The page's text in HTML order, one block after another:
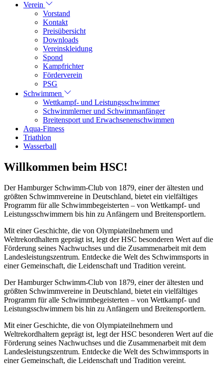
Verein
Vorstand
Kontakt
Preisübersicht
Downloads
Vereinskleidung
Spond
Kampfrichter
Förderverein
PSG
Schwimmen
Wettkampf- und Leistungsschwimmer
Schwimmlerner und Schwimmanfänger
Breitensport und Erwachsenenschwimmen
Aqua-Fitness
Triathlon
Wasserball
Willkommen beim HSC!
Der Hamburger Schwimm-Club von 1879, einer der ältesten und
größten Schwimmvereine in Deutschland, bietet ein vielfältiges
Programm für alle Schwimmbegeisterten – von Wettkampf- und
Leistungsschwimmern bis hin zu Anfängern und Breitensportlern.
Mit einer Geschichte, die von Olympiateilnehmern und
Weltrekordhaltern geprägt ist, legt der HSC besonderen Wert auf die
Förderung seines Nachwuchses und die Zusammenarbeit mit dem
Landesleistungszentrum. Entdecke die Welt des Schwimmsports in
einer Gemeinschaft, die Leidenschaft und Tradition vereint.
Der Hamburger Schwimm-Club von 1879, einer der ältesten und
größten Schwimmvereine in Deutschland, bietet ein vielfältiges
Programm für alle Schwimmbegeisterten – von Wettkampf- und
Leistungsschwimmern bis hin zu Anfängern und Breitensportlern.
Mit einer Geschichte, die von Olympiateilnehmern und
Weltrekordhaltern geprägt ist, legt der HSC besonderen Wert auf die
Förderung seines Nachwuchses und die Zusammenarbeit mit dem
Landesleistungszentrum. Entdecke die Welt des Schwimmsports in
einer Gemeinschaft, die Leidenschaft und Tradition vereint.